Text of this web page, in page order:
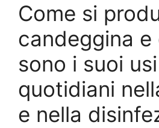
Come si
candeggina e
sono i suoi usi
quotidiani
e nella